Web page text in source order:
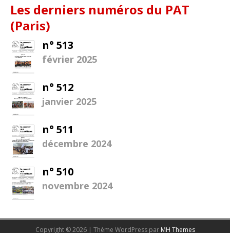
Les derniers numéros du PAT
(Paris)
n° 513
février 2025
n° 512
janvier 2025
n° 511
décembre 2024
n° 510
novembre 2024
Copyright © 2026 | Thème WordPress par MH Themes